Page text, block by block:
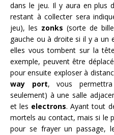
dans le jeu. Il y aura en plus
restant à collecter sera
jeu), les zonks (sorte de
gauche ou à droite si il y a un
elles vous tombent sur la
exemple, peuvent être
pour ensuite exploser à
way port, vous
seulement) à une salle
et les electrons. Ayant tout
mortels au contact, mais si le
pour se frayer un passage,